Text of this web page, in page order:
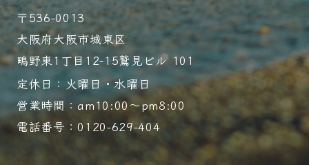
〒536-0013
大阪府大阪市城東区
鴫野東1丁目12-15鷲見ビル 101
定休日：火曜日・水曜日
営業時間：am10:00～pm8:00
電話番号：0120-629-404